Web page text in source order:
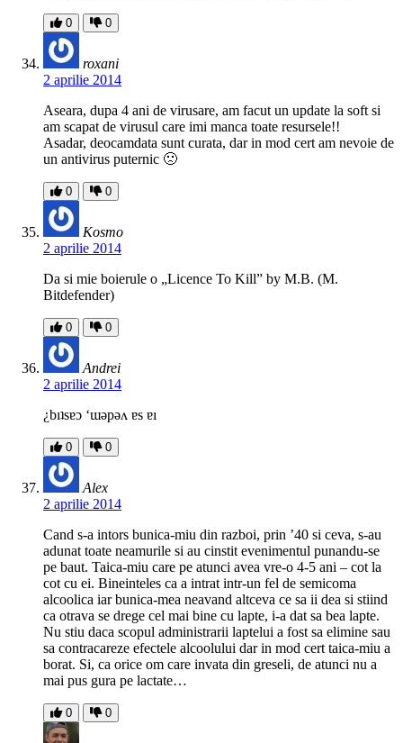
0 0
roxani
2 aprilie 2014
Aseara, dupa 4 ani de virusare, am facut un update la soft si
am scapat de virusul care imi manca toate resursele!!
Asadar, deocamdata sunt curata, dar in mod cert am nevoie de
un antivirus puternic 🙁
0 0
Kosmo
2 aprilie 2014
Da si mie boierule o „Licence To Kill” by M.B. (M.
Bitdefender)
0 0
Andrei
2 aprilie 2014
¿bıʇsɐɔ ‘ɯǝpǝʌ ɐs ɐı
0 0
Alex
2 aprilie 2014
Cand s-a intors bunica-miu din razboi, prin ’40 si ceva, s-au
adunat toate neamurile si au cinstit evenimentul punandu-se
pe baut. Taica-miu care pe atunci avea vre-o 4-5 ani – cot la
cot cu ei. Bineinteles ca a intrat intr-un fel de semicoma
alcoolica iar bunica-mea neavand altceva ce sa ii dea si stiind
ca otrava se drege cel mai bine cu lapte, i-a dat sa bea lapte.
Nu stiu daca scopul administrarii laptelui a fost sa elimine sau
sa contracareze efectele alcoolului dar in mod cert taica-miu a
borat. Si, ca orice om care invata din greseli, de atunci nu a
mai pus gura pe lactate…
0 0